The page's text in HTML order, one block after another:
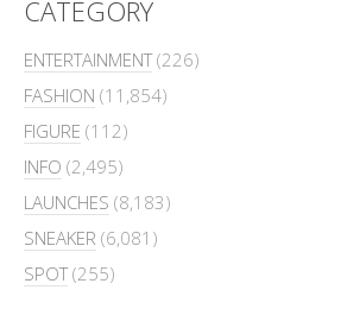
CATEGORY
ENTERTAINMENT(226)
FASHION (11,854)
FIGURE (112)
INFO (2,495)
LAUNCHES (8,183)
SNEAKER (6,081)
SPOT(255)